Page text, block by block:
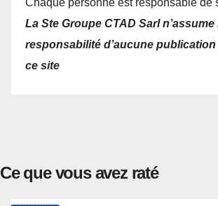
La Ste Groupe CTAD Sarl n’assume
responsabilité d’aucune
ce site
Ce que vous avez raté